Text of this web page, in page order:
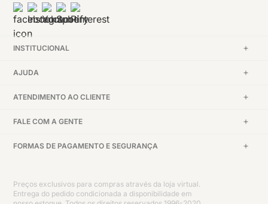
INSTITUCIONAL
AJUDA
ATENDIMENTO AO CLIENTE
FALE COM A GENTE
FORMAS DE PAGAMENTO E SEGURANÇA
Preços exclusivos para compras através da loja virtual.
Entrega do pedido condicionada a disponibilidade em